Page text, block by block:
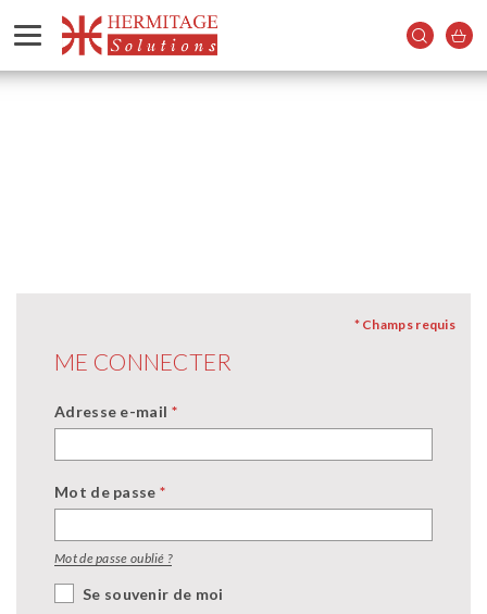
ME CONNECTER
* Champs requis
Adresse e-mail *
Mot de passe *
Mot de passe oublié ?
Se souvenir de moi